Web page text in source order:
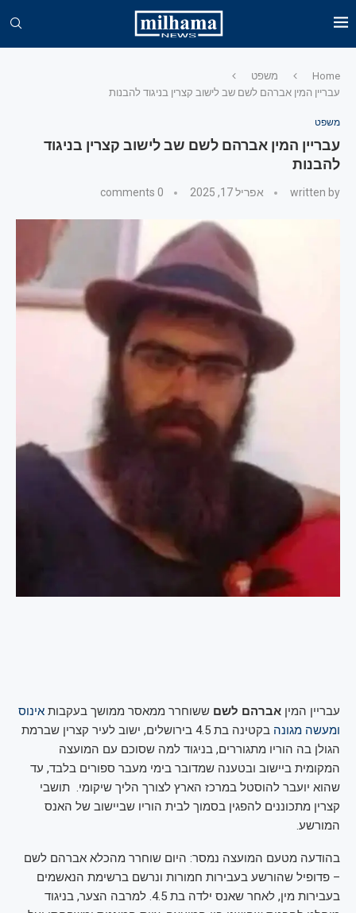
Home
משפט
עבריין המין אברהם לשם שב לישוב קצרין בניגוד להבנות
משפט
עבריין המין אברהם לשם שב לישוב קצרין בניגוד
להבנות
written by אפריל 17, 2025 0 comments
עבריין המין אברהם לשם ששוחרר ממאסר ממושך בעקבות אינוס
ומעשה מגונה
בקטינה בת 4.5 בירושלים, ישוב לעיר קצרין שברמת
הגולן בה הוריו מתגוררים, בניגוד למה שסוכם עם המועצה
המקומית ביישוב ובטענה שמדובר בימי מעבר ספורים בלבד, עד
שהוא יועבר להוסטל במרכז הארץ לצורך הליך שיקומי. תושבי
קצרין מתכוננים להפגין בסמוך לבית הוריו שביישוב של האנס
המורשע.
בהודעה מטעם המועצה נמסר: היום שוחרר מהכלא אברהם לשם
– פדופיל שהורשע בעבירות חמורות ונרשם ברשימת הנאשמים
בעבירות מין, לאחר שאנס ילדה בת 4.5. למרבה הצער, בניגוד